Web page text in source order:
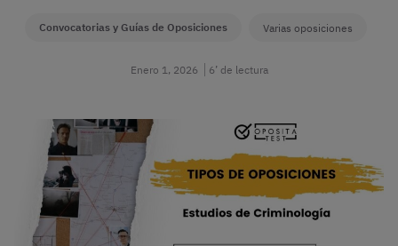
Convocatorias y Guías de Oposiciones Varias oposiciones
Enero 1, 2026 6’ de lectura